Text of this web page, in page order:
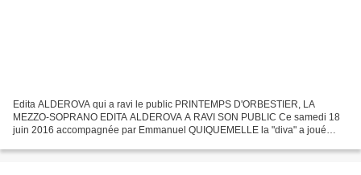
Edita ALDEROVA qui a ravi le public PRINTEMPS D'ORBESTIER, LA
MEZZO-SOPRANO EDITA ALDEROVA A RAVI SON PUBLIC Ce samedi 18
juin 2016 accompagnée par Emmanuel QUIQUEMELLE la "diva" a joué